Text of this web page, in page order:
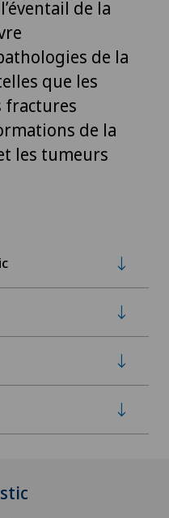
de la
de la
que les
fractures
de la
les tumeurs